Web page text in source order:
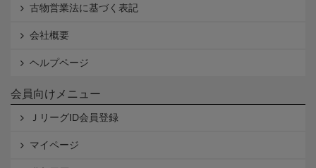
古物営業法に基づく表記
会社概要
ヘルプページ
会員向けメニュー
ＪリーグID会員登録
マイページ